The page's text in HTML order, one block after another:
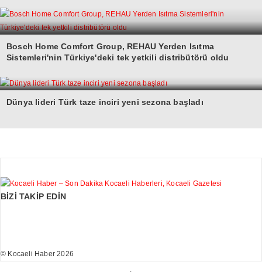
Bosch Home Comfort Group, REHAU Yerden Isıtma
Sistemleri'nin Türkiye'deki tek yetkili distribütörü oldu
Dünya lideri Türk taze inciri yeni sezona başladı
BİZİ TAKİP EDİN
© Kocaeli Haber 2026